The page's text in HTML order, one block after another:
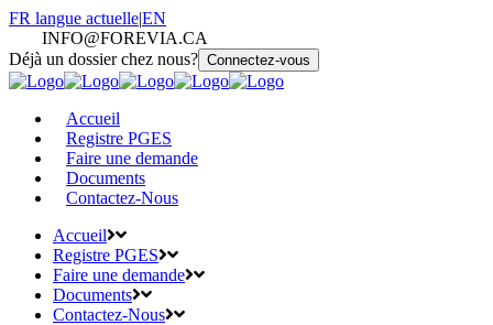
FR langue actuelle|EN
INFO@FOREVIA.CA
Déjà un dossier chez nous? Connectez-vous
Accueil
Registre PGES
Faire une demande
Documents
Contactez-Nous
Accueil
Registre PGES
Faire une demande
Documents
Contactez-Nous